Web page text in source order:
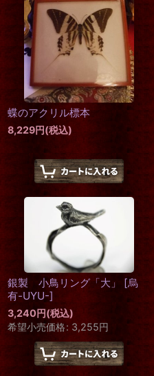
蝶のアクリル標本
8,229円(税込)
銀製 小鳥リング「大」 [烏
有-UYU-]
3,240円(税込)
希望小売価格: 3,255円